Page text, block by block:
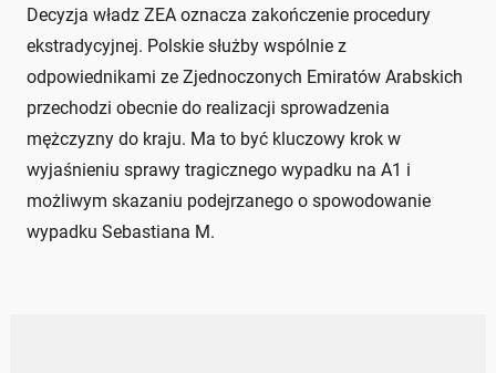
Decyzja władz ZEA oznacza zakończenie procedury
ekstradycyjnej. Polskie służby wspólnie z
odpowiednikami ze Zjednoczonych Emiratów Arabskich
przechodzi obecnie do realizacji sprowadzenia
mężczyzny do kraju. Ma to być kluczowy krok w
wyjaśnieniu sprawy tragicznego wypadku na A1 i
możliwym skazaniu podejrzanego o spowodowanie
wypadku Sebastiana M.